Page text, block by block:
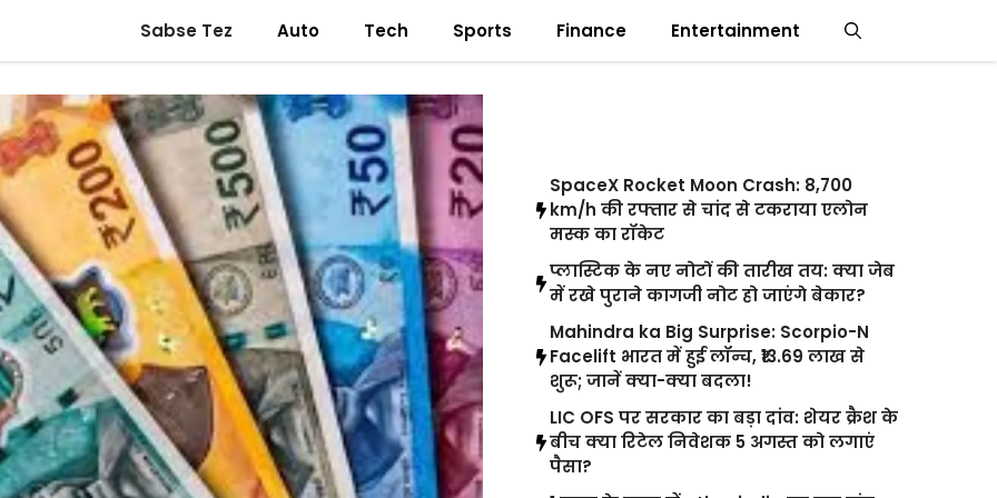
Sabse Tez Auto Tech Sports Finance Entertainment
SpaceX Rocket Moon Crash: 8,700
km/h की रफ्तार से चांद से टकराया एलोन
मस्क का रॉकेट
प्लास्टिक के नए नोटों की तारीख तय: क्या जेब
में रखे पुराने कागजी नोट हो जाएंगे बेकार?
Mahindra ka Big Surprise: Scorpio-N
Facelift भारत में हुई लॉन्च, ₹13.69 लाख से
शुरू; जानें क्या-क्या बदला!
LIC OFS पर सरकार का बड़ा दांव: शेयर क्रैश के
बीच क्या रिटेल निवेशक 5 अगस्त को लगाएं
पैसा?